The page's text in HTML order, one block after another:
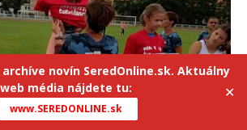
novín SeredOnline.sk. Aktuálny
web média nájdete tu:
www.SEREDONLINE.sk
✕